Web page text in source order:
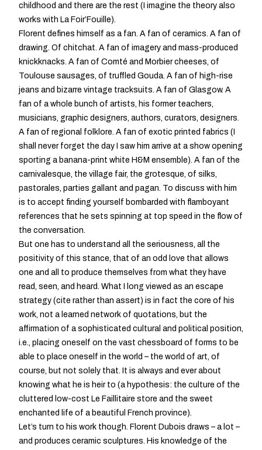
childhood and there are the rest (I imagine the theory also
works with La Foir’Fouille).
Florent defines himself as a fan. A fan of ceramics. A fan of
drawing. Of chitchat. A fan of imagery and mass-produced
knickknacks. A fan of Comté and Morbier cheeses, of
Toulouse sausages, of truffled Gouda. A fan of high-rise
jeans and bizarre vintage tracksuits. A fan of Glasgow. A
fan of a whole bunch of artists, his former teachers,
musicians, graphic designers, authors, curators, designers.
A fan of regional folklore. A fan of exotic printed fabrics (I
shall never forget the day I saw him arrive at a show opening
sporting a banana-print white H&M ensemble). A fan of the
carnivalesque, the village fair, the grotesque, of silks,
pastorales, parties gallant and pagan. To discuss with him
is to accept finding yourself bombarded with flamboyant
references that he sets spinning at top speed in the flow of
the conversation.
But one has to understand all the seriousness, all the
positivity of this stance, that of an odd love that allows
one and all to produce themselves from what they have
read, seen, and heard. What I long viewed as an escape
strategy (cite rather than assert) is in fact the core of his
work, not a learned network of quotations, but the
affirmation of a sophisticated cultural and political position,
i.e., placing oneself on the vast chessboard of forms to be
able to place oneself in the world – the world of art, of
course, but not solely that. It is always and ever about
knowing what he is heir to (a hypothesis: the culture of the
cluttered low-cost Le Faillitaire store and the sweet
enchanted life of a beautiful French province).
Let’s turn to his work though. Florent Dubois draws – a lot –
and produces ceramic sculptures. His knowledge of the